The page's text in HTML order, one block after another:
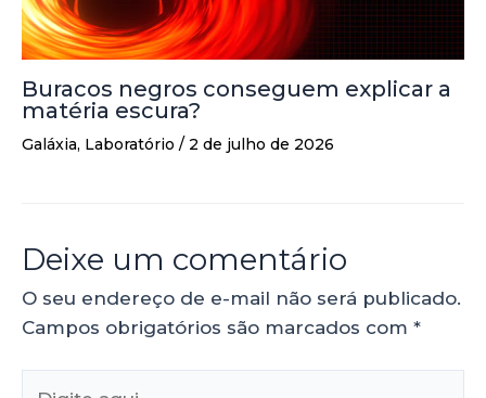
Buracos negros conseguem explicar a
matéria escura?
Galáxia, Laboratório / 2 de julho de 2026
Deixe um comentário
O seu endereço de e-mail não será publicado.
Campos obrigatórios são marcados com *